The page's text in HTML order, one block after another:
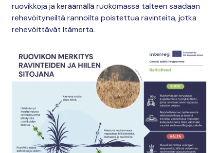
ruovikkoja ja keräämällä ruokomassa talteen saadaan
rehevöityneiltä rannoilta poistettua ravinteita, jotka
rehevöittävät Itämerta.